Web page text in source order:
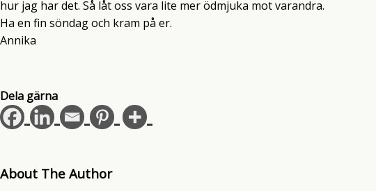
hur jag har det. Så låt oss vara lite mer ödmjuka mot varandra.
Ha en fin söndag och kram på er.
Annika
Dela gärna
About The Author